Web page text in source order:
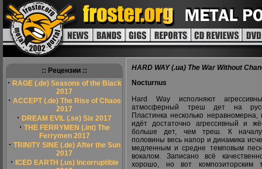
:: Рецензии ::
· RAGE (.de) Seasons of the Black
2017
· ACCEPT (.de) The Rise of Chaos
2017
· DREAM EVIL (.se) Six 2017
· THE FERRYMEN (.int) The
Ferrymen 2017
· TRINITY SINE (.de) After the Sun
2017
· ICED EARTH (.us) Incorruptible
HARD WAY (.ua) The War Without
Nocturnus
Hard Way исполняют
атмосферный треш дет на
Пластинка несколько
идёт достаточно агрессивный и
больше дет, чем треш. К
половины весь напор и динамика
медленным и средне темповым
вокалом. Записано всё
хорошо, но вот композиторским